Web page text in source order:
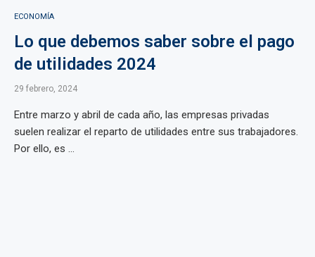
ECONOMÍA
Lo que debemos saber sobre el pago
de utilidades 2024
29 febrero, 2024
Entre marzo y abril de cada año, las empresas privadas
suelen realizar el reparto de utilidades entre sus trabajadores.
Por ello, es ...